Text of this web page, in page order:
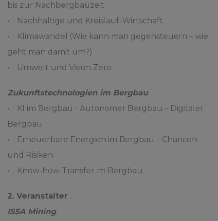
bis zur Nachbergbauzeit
• Nachhaltige und Kreislauf-Wirtschaft
• Klimawandel (Wie kann man gegensteuern – wie
geht man damit um?)
• Umwelt und Vision Zero
Zukunftstechnologien im Bergbau
• KI im Bergbau - Autonomer Bergbau – Digitaler
Bergbau
• Erneuerbare Energien im Bergbau – Chancen
und Risiken
• Know-how-Transfer im Bergbau
2. Veranstalter
ISSA Mining